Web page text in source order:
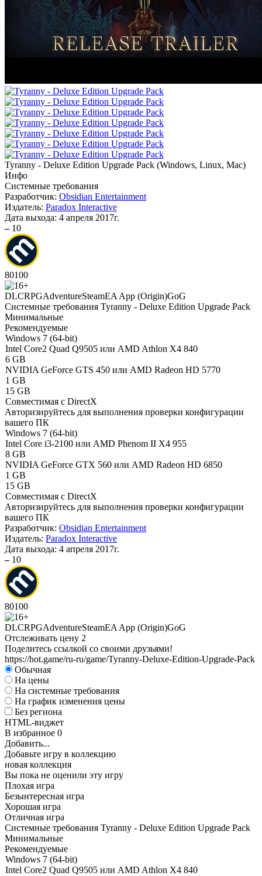
Tyranny - Deluxe Edition Upgrade Pack (Windows, Linux, Mac)
Инфо
Системные требования
Разработчик: Obsidian Entertainment
Издатель: Paradox Interactive
Дата выхода: 4 апреля 2017г.
– 10
80100
DLCRPGAdventureSteamEA App (Origin)GoG
Системные требования Tyranny - Deluxe Edition Upgrade Pack
Минимальные
Рекомендуемые
Windows 7 (64-bit)
Intel Core2 Quad Q9505 или AMD Athlon X4 840
6 GB
NVIDIA GeForce GTS 450 или AMD Radeon HD 5770
1 GB
15 GB
Совместимая с DirectX
Авторизируйтесь для выполнения проверки конфигурации
вашего ПК
Windows 7 (64-bit)
Intel Core i3-2100 или AMD Phenom II X4 955
8 GB
NVIDIA GeForce GTX 560 или AMD Radeon HD 6850
1 GB
15 GB
Совместимая с DirectX
Авторизируйтесь для выполнения проверки конфигурации
вашего ПК
Разработчик: Obsidian Entertainment
Издатель: Paradox Interactive
Дата выхода: 4 апреля 2017г.
– 10
80100
DLCRPGAdventureSteamEA App (Origin)GoG
Отслеживать цену 2
Поделитесь ссылкой со своими друзьями!
https://hot.game/ru-ru/game/Tyranny-Deluxe-Edition-Upgrade-Pack
Обычная
На цены
На системные требования
На график изменения цены
Без региона
HTML-виджет
В избранное 0
Добавить...
Добавьте игру в коллекцию
новая коллекция
Вы пока не оценили эту игру
Плохая игра
Безынтересная игра
Хорошая игра
Отличная игра
Системные требования Tyranny - Deluxe Edition Upgrade Pack
Минимальные
Рекомендуемые
Windows 7 (64-bit)
Intel Core2 Quad Q9505 или AMD Athlon X4 840